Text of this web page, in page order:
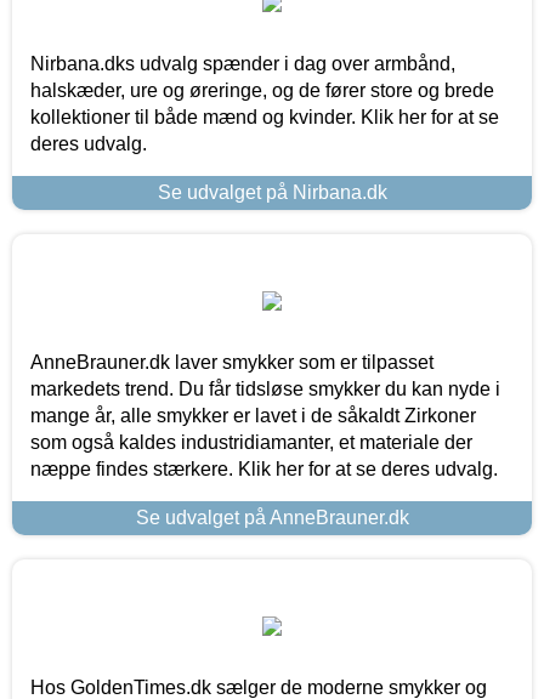
Nirbana.dks udvalg spænder i dag over armbånd,
halskæder, ure og øreringe, og de fører store og brede
kollektioner til både mænd og kvinder. Klik her for at se
deres udvalg.
Se udvalget på Nirbana.dk
AnneBrauner.dk laver smykker som er tilpasset
markedets trend. Du får tidsløse smykker du kan nyde i
mange år, alle smykker er lavet i de såkaldt Zirkoner
som også kaldes industridiamanter, et materiale der
næppe findes stærkere. Klik her for at se deres udvalg.
Se udvalget på AnneBrauner.dk
Hos GoldenTimes.dk sælger de moderne smykker og